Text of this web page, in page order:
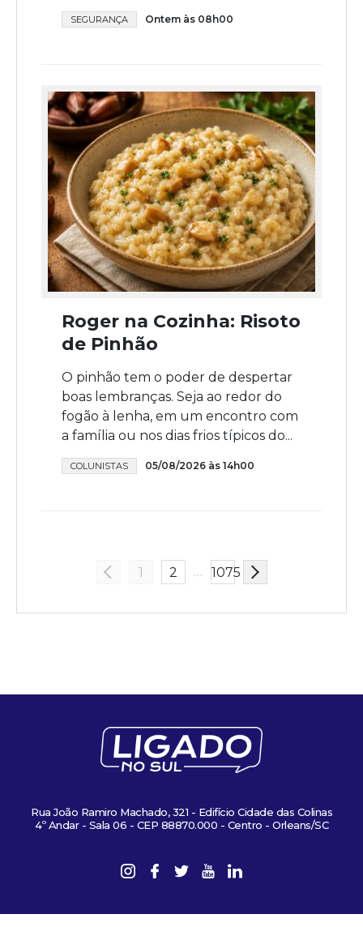
SEGURANÇA Ontem às 08h00
Roger na Cozinha: Risoto
de Pinhão
O pinhão tem o poder de despertar
boas lembranças. Seja ao redor do
fogão à lenha, em um encontro com
a família ou nos dias frios típicos do...
COLUNISTAS 05/08/2026 às 14h00
1 2 … 1075
Rua João Ramiro Machado, 321 - Edifício Cidade das Colinas
4º Andar - Sala 06 - CEP 88870.000 - Centro - Orleans/SC